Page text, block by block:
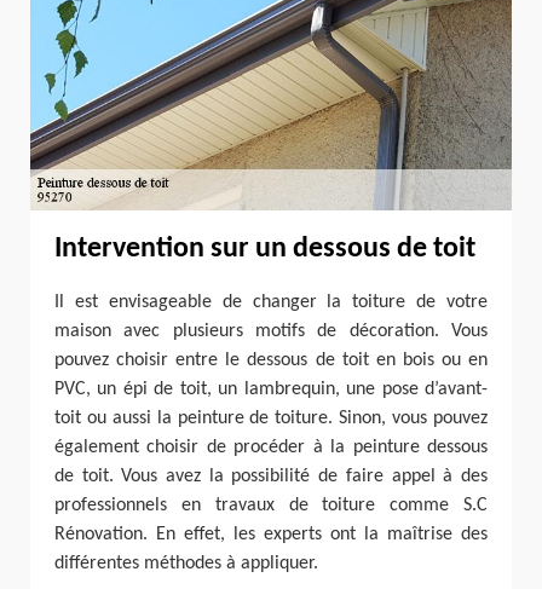
Intervention sur un dessous de toit
Il est envisageable de changer la toiture de votre
maison avec plusieurs motifs de décoration. Vous
pouvez choisir entre le dessous de toit en bois ou en
PVC, un épi de toit, un lambrequin, une pose d’avant-
toit ou aussi la peinture de toiture. Sinon, vous pouvez
également choisir de procéder à la peinture dessous
de toit. Vous avez la possibilité de faire appel à des
professionnels en travaux de toiture comme S.C
Rénovation. En effet, les experts ont la maîtrise des
différentes méthodes à appliquer.